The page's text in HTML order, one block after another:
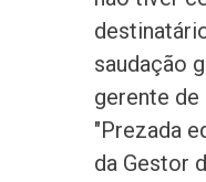
saudação
gerente
"Prezada
da Gestor